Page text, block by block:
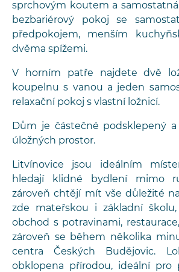
sprchovým koutem a
bezbariérový pokoj se
předpokojem, menším
dvěma spížemi.
V horním patře najdete dvě
koupelnu s vanou a jeden
relaxační pokoj s vlastní ložnicí.
Dům je částečné podsklepený
úložných prostor.
Litvínovice jsou ideálním
hledají klidné bydlení mimo
zároveň chtějí mít vše důležité
zde mateřskou i základní školu,
obchod s potravinami,
zároveň se během několika
centra Českých Budějovic.
obklopena přírodou, ideální pro